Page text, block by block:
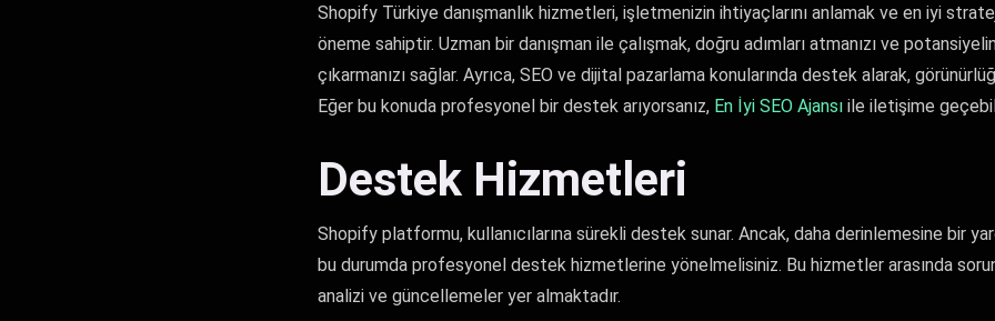
Shopify Türkiye danışmanlık hizmetleri, işletmenizin ihtiyaçlarını anlamak ve en iyi
öneme sahiptir. Uzman bir danışman ile çalışmak, doğru adımları atmanızı ve
çıkarmanızı sağlar. Ayrıca, SEO ve dijital pazarlama konularında destek alarak,
Eğer bu konuda profesyonel bir destek arıyorsanız, En İyi SEO Ajansı ile iletişime
Destek Hizmetleri
Shopify platformu, kullanıcılarına sürekli destek sunar. Ancak, daha derinlemesine bir
bu durumda profesyonel destek hizmetlerine yönelmelisiniz. Bu hizmetler arasında
analizi ve güncellemeler yer almaktadır.